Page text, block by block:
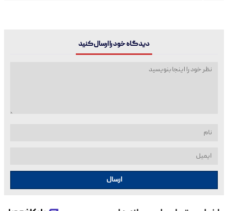
دیدگاه خود را ارسال کنید
ارسال